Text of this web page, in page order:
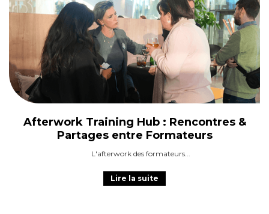
Afterwork Training Hub : Rencontres &
Partages entre Formateurs
L'afterwork des formateurs
Lire la suite